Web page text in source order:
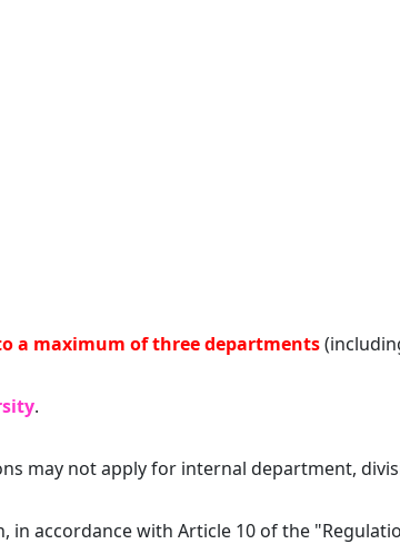
a maximum of three departments
.
may not apply for internal department,
accordance with Article 10 of the